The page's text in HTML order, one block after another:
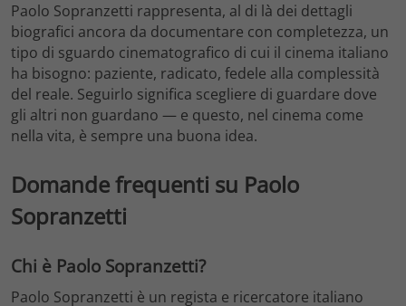
Paolo Sopranzetti rappresenta, al di là dei dettagli
biografici ancora da documentare con completezza, un
tipo di sguardo cinematografico di cui il cinema italiano
ha bisogno: paziente, radicato, fedele alla complessità
del reale. Seguirlo significa scegliere di guardare dove
gli altri non guardano — e questo, nel cinema come
nella vita, è sempre una buona idea.
Domande frequenti su Paolo
Sopranzetti
Chi è Paolo Sopranzetti?
Paolo Sopranzetti è un regista e ricercatore italiano